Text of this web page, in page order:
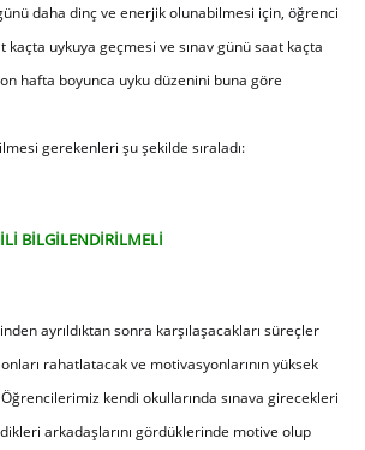
daha dinç ve enerjik olunabilmesi için, öğrenci
kaçta uykuya geçmesi ve sınav günü saat kaçta
hafta boyunca uyku düzenini buna göre
gerekenleri şu şekilde sıraladı:
BİLGİLENDİRİLMELİ
ayrıldıktan sonra karşılaşacakları süreçler
rahatlatacak ve motivasyonlarının yüksek
Öğrencilerimiz kendi okullarında sınava girecekleri
arkadaşlarını gördüklerinde motive olup